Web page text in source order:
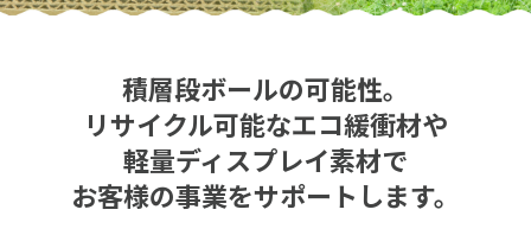
積層段ボールの可能性。
リサイクル可能なエコ緩衝材や
軽量ディスプレイ素材で
お客様の事業をサポートします。